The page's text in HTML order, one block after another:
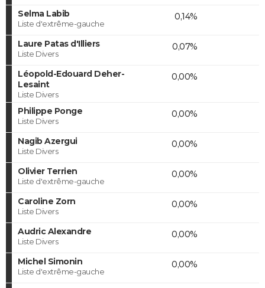
Selma Labib
Liste d'extrême-gauche
0,14%
Laure Patas d'Illiers
Liste Divers
0,07%
Léopold-Edouard Deher-
Lesaint
Liste Divers
0,00%
Philippe Ponge
Liste Divers
0,00%
Nagib Azergui
Liste Divers
0,00%
Olivier Terrien
Liste d'extrême-gauche
0,00%
Caroline Zorn
Liste Divers
0,00%
Audric Alexandre
Liste Divers
0,00%
Michel Simonin
Liste d'extrême-gauche
0,00%